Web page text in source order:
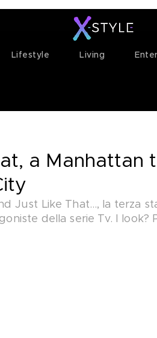
Lifestyle Living
a Manhattan
Just Like That…, la terza
della serie Tv. I look?